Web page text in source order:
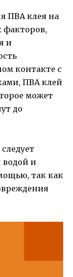
ПВА клея на
факторов,
и
контакте с
ПВА клей
может
до
и
так как